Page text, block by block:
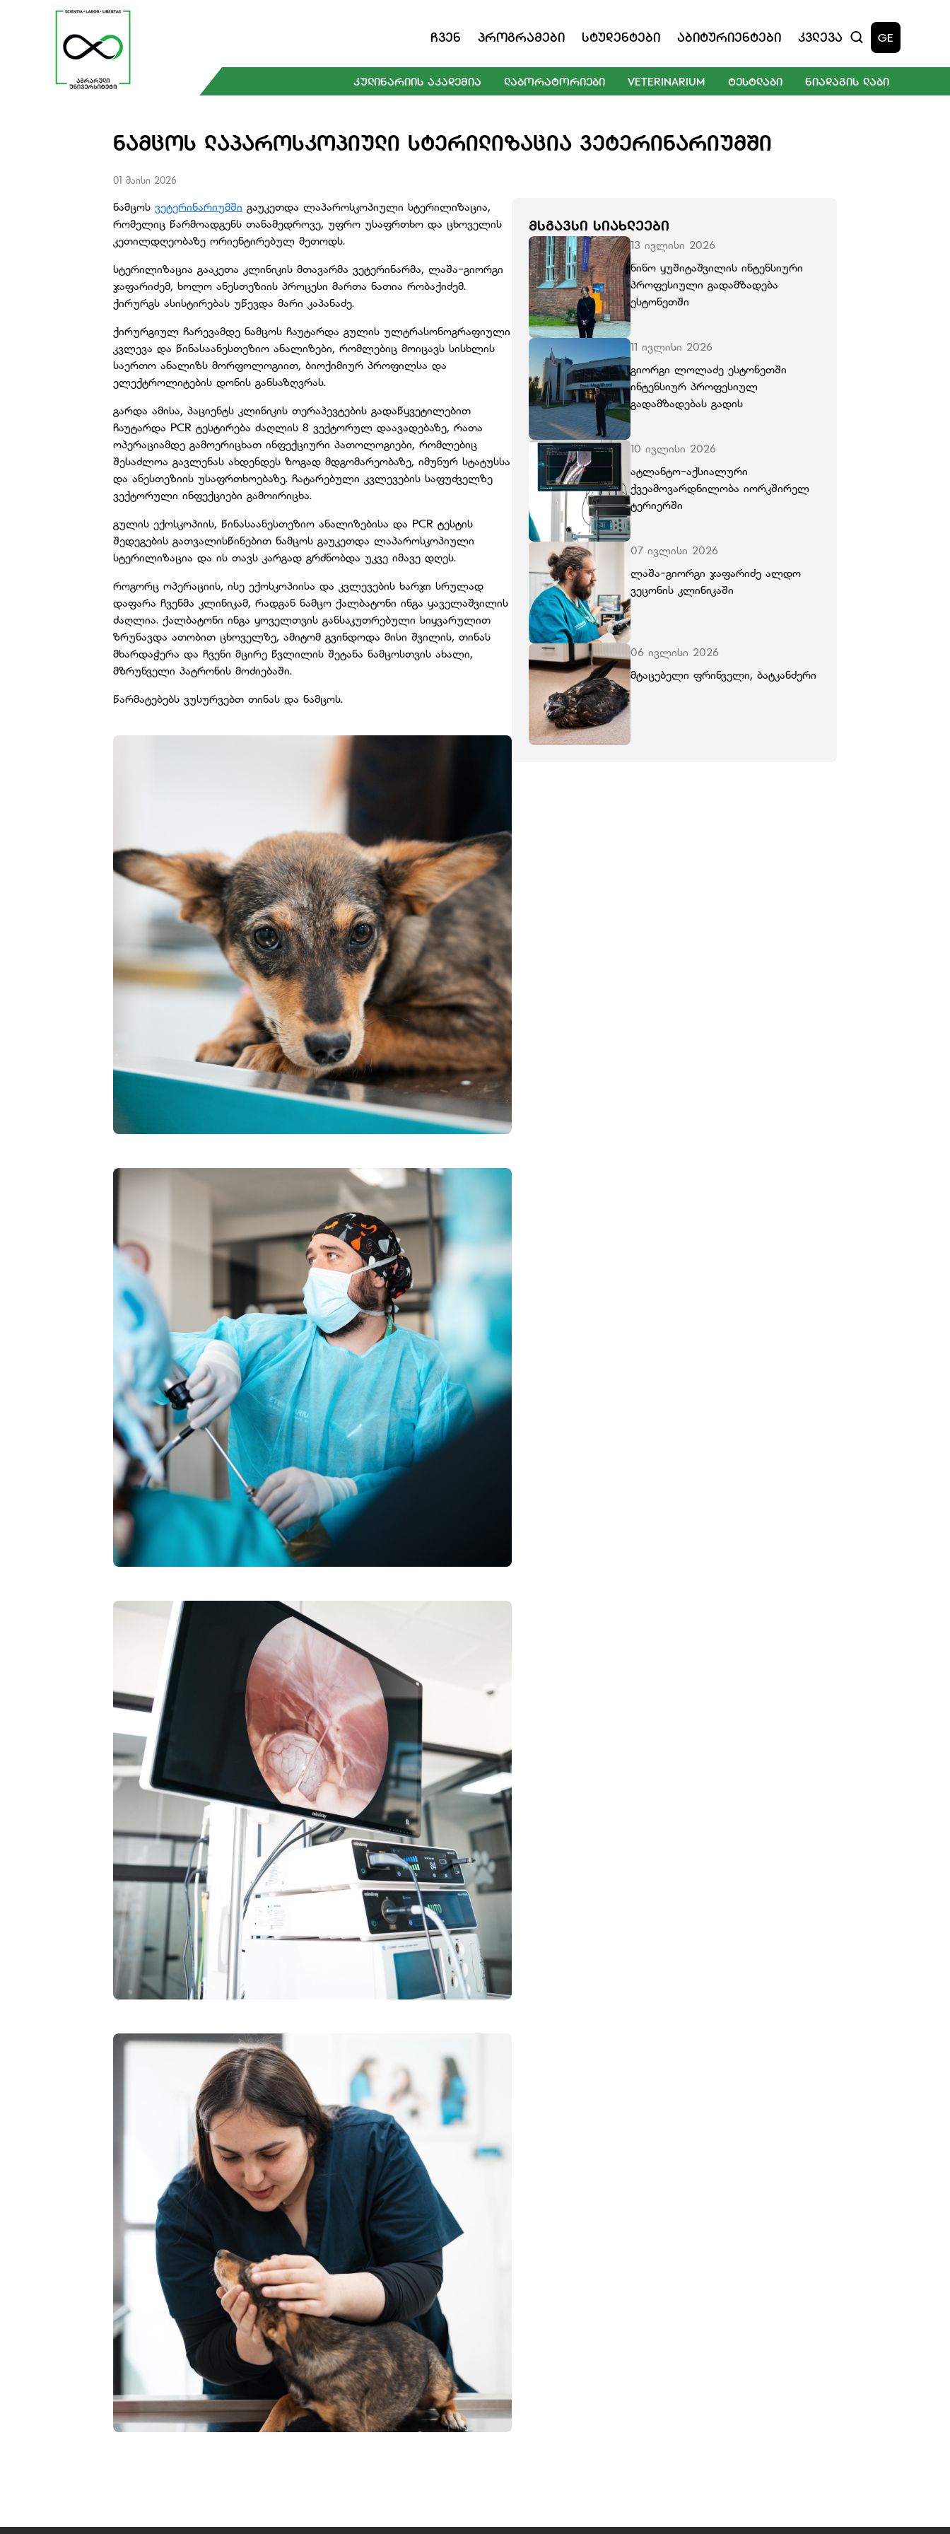
Ჩვენ Პროგრამები Სტუდენტები Აბიტურიენტები Კვლევა GE
ᲙᲣᲚᲘᲜᲐᲠᲘᲘᲡ ᲐᲙᲐᲓᲔᲛᲘᲐ ᲚᲐᲑᲝᲠᲐᲢᲝᲠᲘᲔᲑᲘ VETERINARIUM ᲢᲔᲡᲢᲚᲐᲑᲘ ᲜᲘᲐᲓᲐᲒᲘᲡ ᲚᲐᲑᲘ
ᲜᲐᲛᲪᲝᲡ ᲚᲐᲞᲐᲠᲝᲡᲙᲝᲞᲘᲣᲚᲘ ᲡᲢᲔᲠᲘᲚᲘᲖᲐᲪᲘᲐ ᲕᲔᲢᲔᲠᲘᲜᲐᲠᲘᲣᲛᲨᲘ
01 მაისი 2026
ნამცოს ვეტერინარიუმში გაუკეთდა ლაპაროსკოპიული სტერილიზაცია,
რომელიც წარმოადგენს თანამედროვე, უფრო უსაფრთხო და ცხოველის
კეთილდღეობაზე ორიენტირებულ მეთოდს.
სტერილიზაცია გააკეთა კლინიკის მთავარმა ვეტერინარმა, ლაშა-გიორგი
ჯაფარიძემ, ხოლო ანესთეზიის პროცესი მართა ნათია რობაქიძემ.
ქირურგს ასისტირებას უწევდა მარი კაპანაძე.
ქირურგიულ ჩარევამდე ნამცოს ჩაუტარდა გულის ულტრასონოგრაფიული
კვლევა და წინასაანესთეზიო ანალიზები, რომლებიც მოიცავს სისხლის
საერთო ანალიზს მორფოლოგიით, ბიოქიმიურ პროფილსა და
ელექტროლიტების დონის განსაზღვრას.
გარდა ამისა, პაციენტს კლინიკის თერაპევტების გადაწყვეტილებით
ჩაუტარდა PCR ტესტირება ძაღლის 8 ვექტორულ დაავადებაზე, რათა
ოპერაციამდე გამოერიცხათ ინფექციური პათოლოგიები, რომლებიც
შესაძლოა გავლენას ახდენდეს ზოგად მდგომარეობაზე, იმუნურ სტატუსსა
და ანესთეზიის უსაფრთხოებაზე. ჩატარებული კვლევების საფუძველზე
ვექტორული ინფექციები გამოირიცხა.
გულის ექოსკოპიის, წინასაანესთეზიო ანალიზებისა და PCR ტესტის
შედეგების გათვალისწინებით ნამცოს გაუკეთდა ლაპაროსკოპიული
სტერილიზაცია და ის თავს კარგად გრძნობდა უკვე იმავე დღეს.
როგორც ოპერაციის, ისე ექოსკოპიისა და კვლევების ხარჯი სრულად
დაფარა ჩვენმა კლინიკამ, რადგან ნამცო ქალბატონი ინგა ყაველაშვილის
ძაღლია. ქალბატონი ინგა ყოველთვის განსაკუთრებული სიყვარულით
ზრუნავდა ათობით ცხოველზე, ამიტომ გვინდოდა მისი შვილის, თინას
მხარდაჭერა და ჩვენი მცირე წვლილის შეტანა ნამცოსთვის ახალი,
მზრუნველი პატრონის მოძიებაში.
წარმატებებს ვუსურვებთ თინას და ნამცოს.
ᲛᲡᲒᲐᲕᲡᲘ ᲡᲘᲐᲮᲚᲔᲔᲑᲘ
13 ივლისი 2026
ნინო ყუშიტაშვილის ინტენსიური
პროფესიული გადამზადება
ესტონეთში
11 ივლისი 2026
გიორგი ლოლაძე ესტონეთში
ინტენსიურ პროფესიულ
გადამზადებას გადის
10 ივლისი 2026
ატლანტო-აქსიალური
ქვეამოვარდნილობა იორკშირელ
ტერიერში
07 ივლისი 2026
ლაშა-გიორგი ჯაფარიძე ალდო
ვეცონის კლინიკაში
06 ივლისი 2026
მტაცებელი ფრინველი, ბატკანძერი